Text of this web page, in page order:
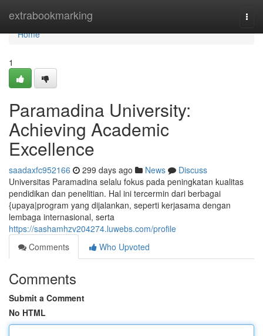
extrabookmarking
Home
Home
1
Paramadina University:
Achieving Academic
Excellence
saadaxfc952166 299 days ago News
Discuss
Universitas Paramadina selalu fokus pada peningkatan kualitas
pendidikan dan penelitian. Hal ini tercermin dari berbagai
{upaya|program yang dijalankan, seperti kerjasama dengan
lembaga internasional, serta
https://sashamhzv204274.luwebs.com/profile
Comments
Who Upvoted
Comments
Submit a Comment
No HTML